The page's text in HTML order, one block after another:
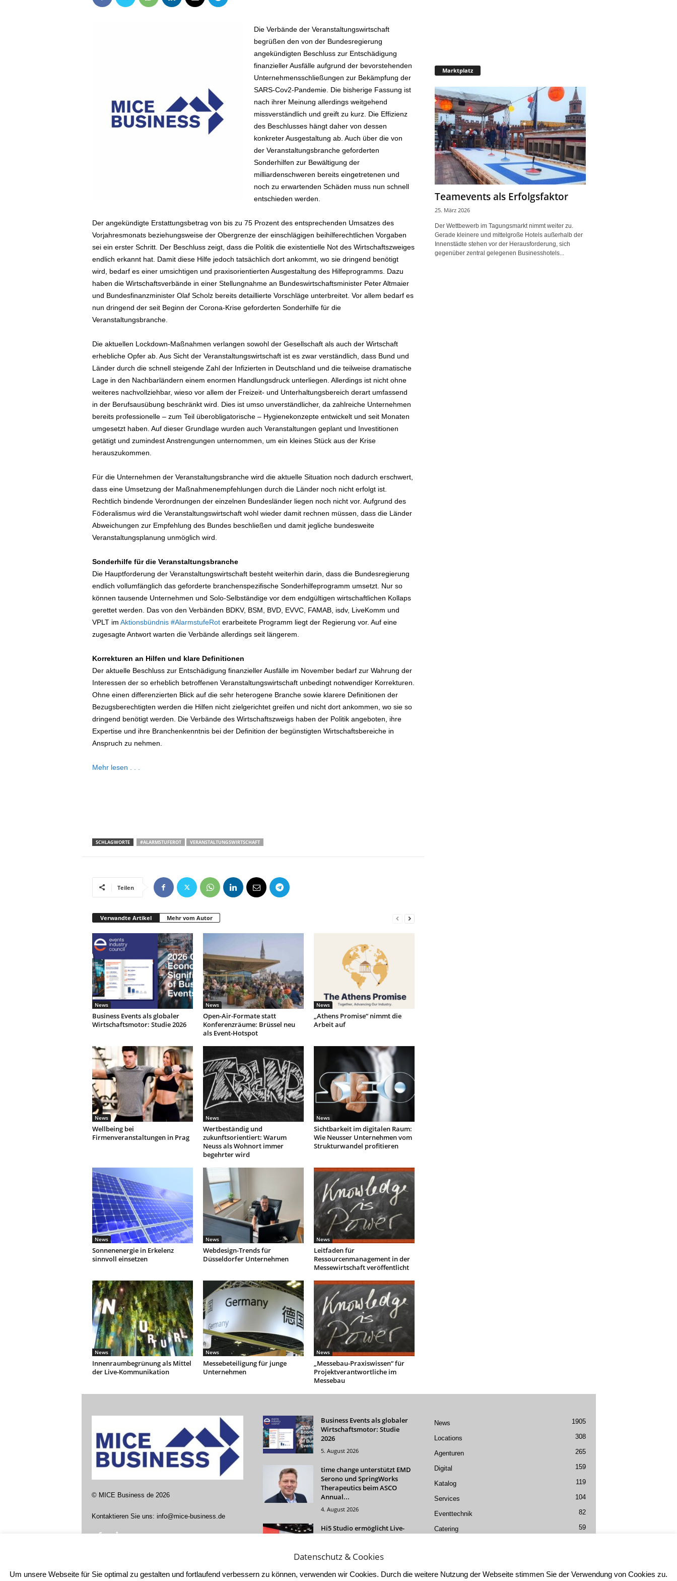
Die Verbände der Veranstaltungswirtschaft
begrüßen den von der Bundesregierung
angekündigten Beschluss zur Entschädigung
finanzieller Ausfälle aufgrund der bevorstehenden
Unternehmensschließungen zur Bekämpfung der
SARS-Cov2-Pandemie. Die bisherige Fassung ist
nach ihrer Meinung allerdings weitgehend
missverständlich und greift zu kurz. Die Effizienz
des Beschlusses hängt daher von dessen
konkreter Ausgestaltung ab. Auch über die von
der Veranstaltungsbranche geforderten
Sonderhilfen zur Bewältigung der
milliardenschweren bereits eingetretenen und
noch zu erwartenden Schäden muss nun schnell
entschieden werden.
Der angekündigte Erstattungsbetrag von bis zu 75 Prozent des entsprechenden Umsatzes des
Vorjahresmonats beziehungsweise der Obergrenze der einschlägigen beihilferechtlichen Vorgaben
sei ein erster Schritt. Der Beschluss zeigt, dass die Politik die existentielle Not des Wirtschaftszweiges
endlich erkannt hat. Damit diese Hilfe jedoch tatsächlich dort ankommt, wo sie dringend benötigt
wird, bedarf es einer umsichtigen und praxisorientierten Ausgestaltung des Hilfeprogramms. Dazu
haben die Wirtschaftsverbände in einer Stellungnahme an Bundeswirtschaftsminister Peter Altmaier
und Bundesfinanzminister Olaf Scholz bereits detaillierte Vorschläge unterbreitet. Vor allem bedarf es
nun dringend der seit Beginn der Corona-Krise geforderten Sonderhilfe für die
Veranstaltungsbranche.
Die aktuellen Lockdown-Maßnahmen verlangen sowohl der Gesellschaft als auch der Wirtschaft
erhebliche Opfer ab. Aus Sicht der Veranstaltungswirtschaft ist es zwar verständlich, dass Bund und
Länder durch die schnell steigende Zahl der Infizierten in Deutschland und die teilweise dramatische
Lage in den Nachbarländern einem enormen Handlungsdruck unterliegen. Allerdings ist nicht ohne
weiteres nachvollziehbar, wieso vor allem der Freizeit- und Unterhaltungsbereich derart umfassend
in der Berufsausübung beschränkt wird. Dies ist umso unverständlicher, da zahlreiche Unternehmen
bereits professionelle – zum Teil überobligatorische – Hygienekonzepte entwickelt und seit Monaten
umgesetzt haben. Auf dieser Grundlage wurden auch Veranstaltungen geplant und Investitionen
getätigt und zumindest Anstrengungen unternommen, um ein kleines Stück aus der Krise
herauszukommen.
Für die Unternehmen der Veranstaltungsbranche wird die aktuelle Situation noch dadurch erschwert,
dass eine Umsetzung der Maßnahmenempfehlungen durch die Länder noch nicht erfolgt ist.
Rechtlich bindende Verordnungen der einzelnen Bundesländer liegen noch nicht vor. Aufgrund des
Föderalismus wird die Veranstaltungswirtschaft wohl wieder damit rechnen müssen, dass die Länder
Abweichungen zur Empfehlung des Bundes beschließen und damit jegliche bundesweite
Veranstaltungsplanung unmöglich wird.
Sonderhilfe für die Veranstaltungsbranche
Die Hauptforderung der Veranstaltungswirtschaft besteht weiterhin darin, dass die Bundesregierung
endlich vollumfänglich das geforderte branchenspezifische Sonderhilfeprogramm umsetzt. Nur so
können tausende Unternehmen und Solo-Selbständige vor dem endgültigen wirtschaftlichen Kollaps
gerettet werden. Das von den Verbänden BDKV, BSM, BVD, EVVC, FAMAB, isdv, LiveKomm und
VPLT im Aktionsbündnis #AlarmstufeRoterarbeitete Programm liegt der Regierung vor. Auf eine
zugesagte Antwort warten die Verbände allerdings seit längerem.
Korrekturen an Hilfen und klare Definitionen
Der aktuelle Beschluss zur Entschädigung finanzieller Ausfälle im November bedarf zur Wahrung der
Interessen der so erheblich betroffenen Veranstaltungswirtschaft unbedingt notwendiger Korrekturen.
Ohne einen differenzierten Blick auf die sehr heterogene Branche sowie klarere Definitionen der
Bezugsberechtigten werden die Hilfen nicht zielgerichtet greifen und nicht dort ankommen, wo sie so
dringend benötigt werden. Die Verbände des Wirtschaftszweigs haben der Politik angeboten, ihre
Expertise und ihre Branchenkenntnis bei der Definition der begünstigten Wirtschaftsbereiche in
Anspruch zu nehmen.
Mehr lesen . . .
SCHLAGWORTE #ALARMSTUFEROT VERANSTALTUNGSWIRTSCHAFT
Teilen
Verwandte Artikel Mehr vom Autor
News
Business Events als globaler
Wirtschaftsmotor: Studie 2026
News
Open-Air-Formate statt
Konferenzräume: Brüssel neu
als Event-Hotspot
News
„Athens Promise“ nimmt die
Arbeit auf
News
Wellbeing bei
Firmenveranstaltungen in Prag
News
Wertbeständig und
zukunftsorientiert: Warum
Neuss als Wohnort immer
begehrter wird
News
Sichtbarkeit im digitalen Raum:
Wie Neusser Unternehmen vom
Strukturwandel profitieren
News
Sonnenenergie in Erkelenz
sinnvoll einsetzen
News
Webdesign-Trends für
Düsseldorfer Unternehmen
News
Leitfaden für
Ressourcenmanagement in der
Messewirtschaft veröffentlicht
News
Innenraumbegrünung als Mittel
der Live-Kommunikation
News
Messebeteiligung für junge
Unternehmen
News
„Messebau-Praxiswissen“ für
Projektverantwortliche im
Messebau
Marktplatz
Teamevents als Erfolgsfaktor
25. März 2026
Der Wettbewerb im Tagungsmarkt nimmt weiter zu.
Gerade kleinere und mittelgroße Hotels außerhalb der
Innenstädte stehen vor der Herausforderung, sich
gegenüber zentral gelegenen Businesshotels...
© MICE Business de2026
Kontaktieren Sie uns: info@mice-business.de
Business Events als globaler
Wirtschaftsmotor: Studie
2026
5. August 2026
time change unterstützt EMD
Serono und SpringWorks
Therapeutics beim ASCO
Annual...
4. August 2026
Hi5 Studio ermöglicht Live-
4. August 2026
News 1905
Locations 308
Agenturen 265
Digital 159
Katalog 119
Services 104
Eventtechnik 82
Catering 59
Datenschutz & Cookies
Um unsere Webseite für Sie optimal zu gestalten und fortlaufend verbessern zu können, verwenden wir Cookies. Durch die weitere Nutzung der Webseite stimmen Sie der Verwendung von Cookies zu.